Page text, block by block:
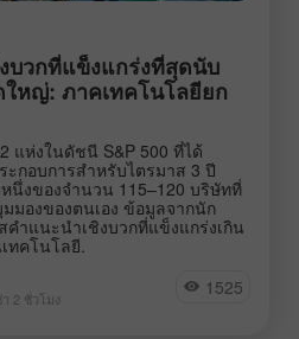
บวกที่แข็งแกร่งที่สุดนับ
หญ่: ภาคเทคโนโลยียก
แห่งในดัชนี S&P 500 ที่ได้
กอบการสำหรับไตรมาส 3 ปี
นึ่งของจำนวน 115–120 บริษัทที่
มองของตนเอง ข้อมูลจากนัก
คำแนะนำเชิงบวกที่แข็งแกร่งเกิน
ทคโนโลยี.
2 ชั่วโมง 1525